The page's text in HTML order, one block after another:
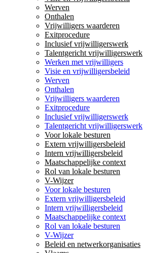
Werven
Onthalen
Vrijwilligers waarderen
Exitprocedure
Inclusief vrijwilligerswerk
Talentgericht vrijwilligerswerk
Werken met vrijwilligers
Visie en vrijwilligersbeleid
Werven
Onthalen
Vrijwilligers waarderen
Exitprocedure
Inclusief vrijwilligerswerk
Talentgericht vrijwilligerswerk
Voor lokale besturen
Extern vrijwilligersbeleid
Intern vrijwilligersbeleid
Maatschappelijke context
Rol van lokale besturen
V-Wijzer
Voor lokale besturen
Extern vrijwilligersbeleid
Intern vrijwilligersbeleid
Maatschappelijke context
Rol van lokale besturen
V-Wijzer
Beleid en netwerkorganisaties